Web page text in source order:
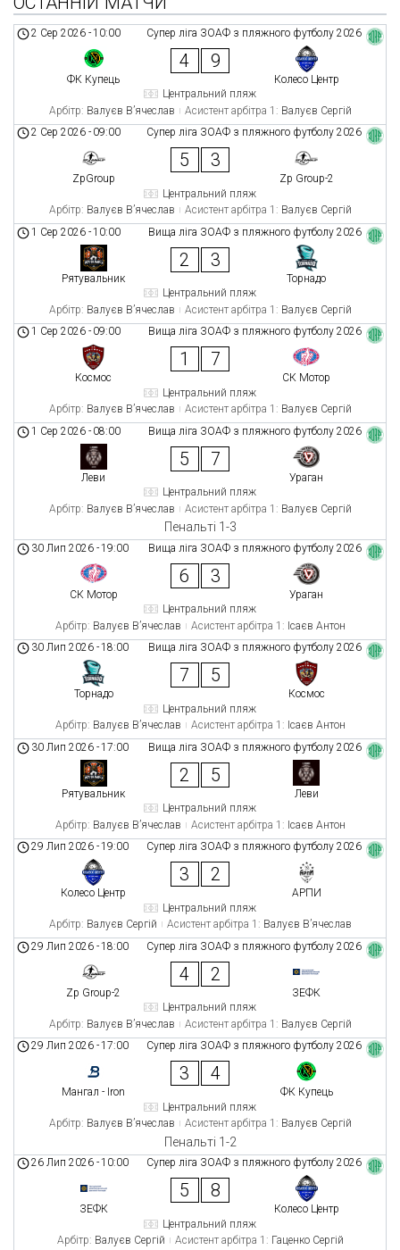
Супер ліга ЗОАФ з пляжного футболу 2026
2 Сер 2026 -10:00
ФК Купець
4 9
Колесо Центр
Центральний пляж
Арбітр: Валуєв В’ячеслав Асистент арбітра 1: Валуєв Сергій
Супер ліга ЗОАФ з пляжного футболу 2026
2 Сер 2026 - 09:00
ZpGroup
5 3
Zp Group-2
Центральний пляж
Арбітр: Валуєв В’ячеслав Асистент арбітра 1: Валуєв Сергій
Вища ліга ЗОАФ з пляжного футболу 2026
1 Сер 2026 -10:00
Рятувальник
2 3
Торнадо
Центральний пляж
Арбітр: Валуєв В’ячеслав Асистент арбітра 1: Валуєв Сергій
Вища ліга ЗОАФ з пляжного футболу 2026
1 Сер 2026 - 09:00
Космос
1 7
СК Мотор
Центральний пляж
Арбітр: Валуєв В’ячеслав Асистент арбітра 1: Валуєв Сергій
Вища ліга ЗОАФ з пляжного футболу 2026
1 Сер 2026 - 08:00
Леви
5 7
Ураган
Центральний пляж
Арбітр: Валуєв В’ячеслав Асистент арбітра 1: Валуєв Сергій
Пенальті 1-3
Вища ліга ЗОАФ з пляжного футболу 2026
30 Лип 2026 -19:00
СК Мотор
6 3
Ураган
Центральний пляж
Арбітр: Валуєв В’ячеслав Асистент арбітра 1: Ісаєв Антон
Вища ліга ЗОАФ з пляжного футболу 2026
30 Лип 2026 -18:00
Торнадо
7 5
Космос
Центральний пляж
Арбітр: Валуєв В’ячеслав Асистент арбітра 1: Ісаєв Антон
Вища ліга ЗОАФ з пляжного футболу 2026
30 Лип 2026 -17:00
Рятувальник
2 5
Леви
Центральний пляж
Арбітр: Валуєв В’ячеслав Асистент арбітра 1: Ісаєв Антон
Супер ліга ЗОАФ з пляжного футболу 2026
29 Лип 2026 -19:00
Колесо Центр
3 2
АРПИ
Центральний пляж
Арбітр: Валуєв Сергій Асистент арбітра 1: Валуєв В’ячеслав
Супер ліга ЗОАФ з пляжного футболу 2026
29 Лип 2026 -18:00
Zp Group-2
4 2
ЗЕФК
Центральний пляж
Арбітр: Валуєв В’ячеслав Асистент арбітра 1: Валуєв Сергій
Супер ліга ЗОАФ з пляжного футболу 2026
29 Лип 2026 -17:00
Мангал - Iron
3 4
ФК Купець
Центральний пляж
Арбітр: Валуєв В’ячеслав Асистент арбітра 1: Валуєв Сергій
Пенальті 1-2
Супер ліга ЗОАФ з пляжного футболу 2026
26 Лип 2026 -10:00
ЗЕФК
5 8
Колесо Центр
Центральний пляж
Арбітр: Валуєв Сергій Асистент арбітра 1: Гаценко Сергій